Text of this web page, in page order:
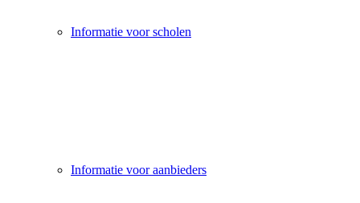
Informatie voor scholen
Informatie voor aanbieders